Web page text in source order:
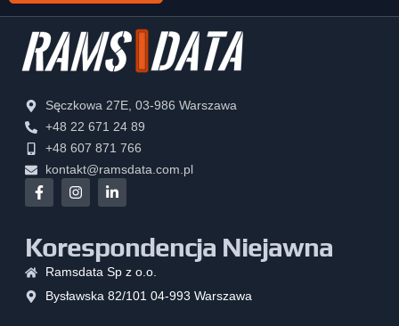
Sęczkowa 27E, 03-986 Warszawa
+48 22 671 24 89
+48 607 871 766
kontakt@ramsdata.com.pl
Korespondencja Niejawna
Ramsdata Sp z o.o.
Bysławska 82/101 04-993 Warszawa